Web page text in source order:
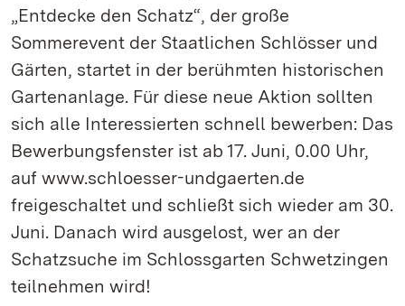
„Entdecke den Schatz“, der große
Sommerevent der Staatlichen Schlösser und
Gärten, startet in der berühmten historischen
Gartenanlage. Für diese neue Aktion sollten
sich alle Interessierten schnell bewerben: Das
Bewerbungsfenster ist ab 17. Juni, 0.00 Uhr,
auf www.schloesser-undgaerten.de
freigeschaltet und schließt sich wieder am 30.
Juni. Danach wird ausgelost, wer an der
Schatzsuche im Schlossgarten Schwetzingen
teilnehmen wird!